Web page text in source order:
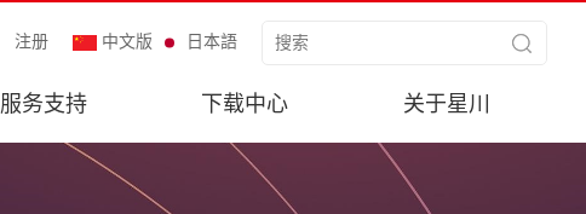
中文版 日本語
注册
服务支持 下载中心 关于星川